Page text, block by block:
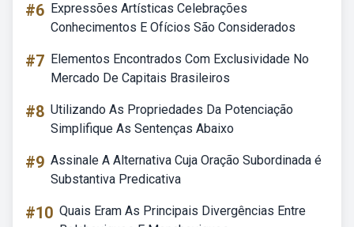
#6 Expressões Artísticas Celebrações
Conhecimentos E Ofícios São Considerados
#7 Elementos Encontrados Com Exclusividade No
Mercado De Capitais Brasileiros
#8 Utilizando As Propriedades Da Potenciação
Simplifique As Sentenças Abaixo
#9 Assinale A Alternativa Cuja Oração Subordinada é
Substantiva Predicativa
#10 Quais Eram As Principais Divergências Entre